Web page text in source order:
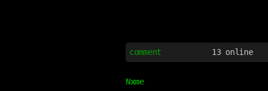
comment 13online
Nxme